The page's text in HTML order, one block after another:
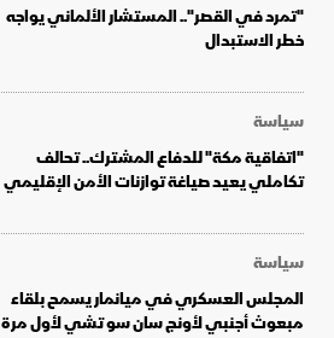
"تمرد في القصر".. المستشار الألماني يواجه
خطر الاستبدال
سياسة
"اتفاقية مكة" للدفاع المشترك.. تحالف
تكاملي يعيد صياغة توازنات الأمن الإقليمي
سياسة
المجلس العسكري في ميانمار يسمح بلقاء
مبعوث أجنبي لأونج سان سو تشي لأول مرة